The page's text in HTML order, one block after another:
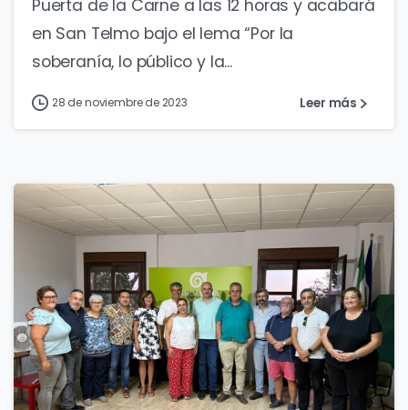
Puerta de la Carne a las 12 horas y acabará
en San Telmo bajo el lema “Por la
soberanía, lo público y la...
28 de noviembre de 2023 Leer más